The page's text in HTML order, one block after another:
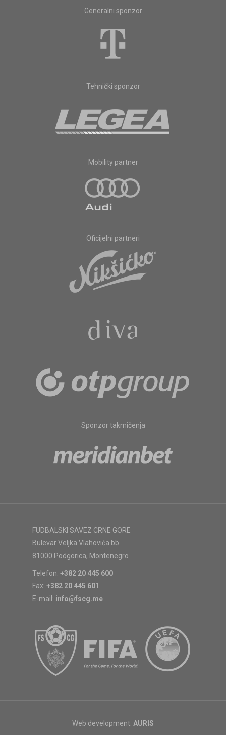
Generalni sponzor
Tehnički sponzor
Mobility partner
Oficijelni partneri
Sponzor takmičenja
FUDBALSKI SAVEZ CRNE GORE
Bulevar Veljka Vlahovića bb
81000 Podgorica, Montenegro
Telefon: +382 20 445 600
Fax: +382 20 445 601
E-mail: info@fscg.me
Web development: AURIS